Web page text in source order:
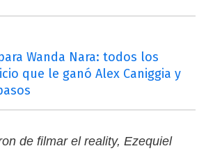
Wanda Nara: todos los
que le ganó Alex Caniggia y
de filmar el reality, Ezequiel